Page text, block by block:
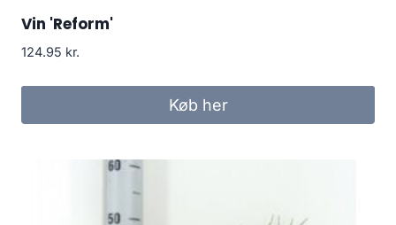
Vin 'Reform'
124.95 kr.
Køb her